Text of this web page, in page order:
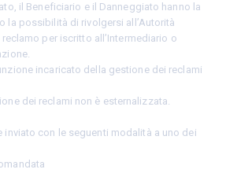
il Beneficiario e il Danneggiato hanno la
la possibilità di rivolgersi all’Autorità
per iscritto all’Intermediario o
incaricato della gestione dei reclami
dei reclami non è esternalizzata.
inviato con le seguenti modalità a uno dei